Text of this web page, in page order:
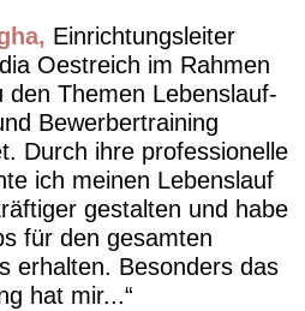
Einrichtungsleiter
Oestreich im Rahmen
den Themen Lebenslauf-
Bewerbertraining
Durch ihre professionelle
ich meinen Lebenslauf
gestalten und habe
für den gesamten
erhalten. Besonders das
hat mir...